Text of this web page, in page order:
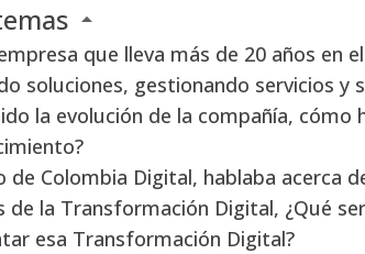
que lleva más de 20 años en
soluciones, gestionando servicios y
la evolución de la compañía, cómo
de Colombia Digital, hablaba acerca
de la Transformación Digital, ¿Qué
esa Transformación Digital?